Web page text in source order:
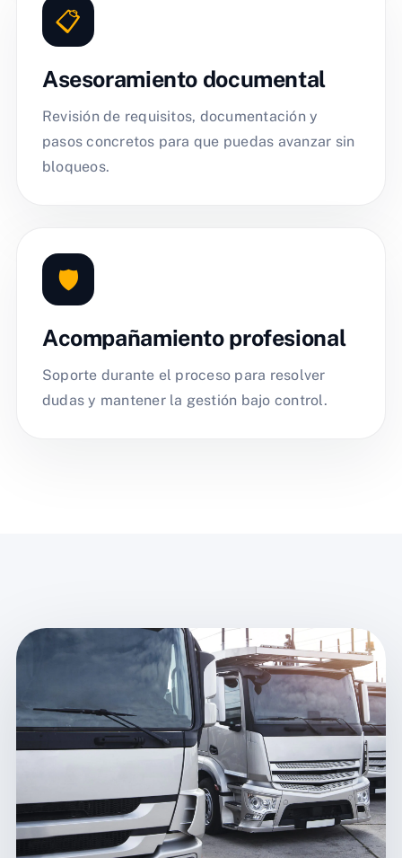
📋
Asesoramiento documental
Revisión de requisitos, documentación y
pasos concretos para que puedas avanzar sin
bloqueos.
🛡️
Acompañamiento profesional
Soporte durante el proceso para resolver
dudas y mantener la gestión bajo control.